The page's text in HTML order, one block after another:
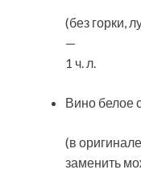
(без горки,
—
1 ч. л.
Вино белое
(в
заменить